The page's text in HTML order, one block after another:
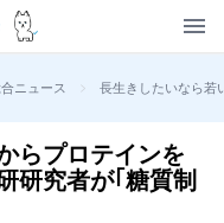
ニュース > 長生きしたいなら若
らプロテインを
究者が｢糖質制